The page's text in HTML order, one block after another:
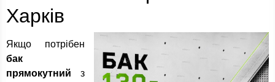
Харків
Якщо потрібен
бак
прямокутний з